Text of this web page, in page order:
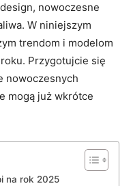
nowoczesne
W niniejszym
trendom i modelom
Przygotujcie się
nowoczesnych
mogą już⁢ wkrótce
na rok‍ 2025